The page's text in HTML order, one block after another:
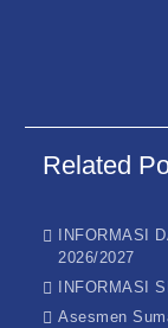
Related
INFORMASI
2026/2027
INFORMASI
Asesmen